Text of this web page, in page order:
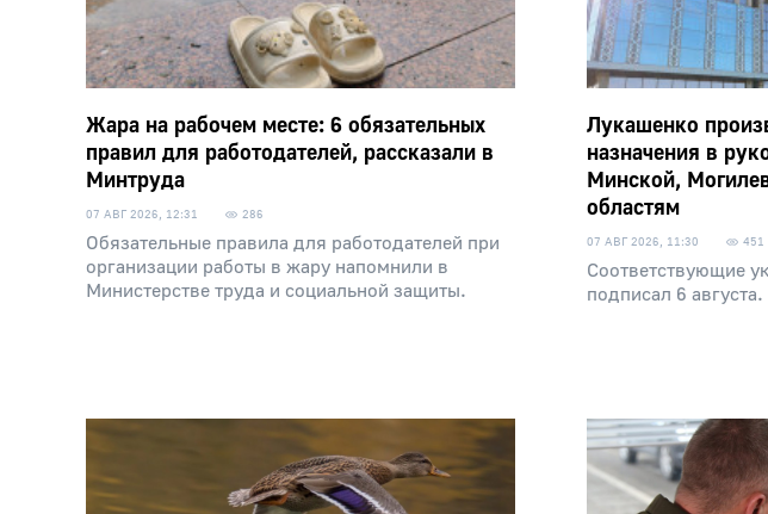
Жара на рабочем месте: 6 обязательных
правил для работодателей, рассказали в
Минтруда
07 АВГ 2026, 12:31 286
Обязательные правила для работодателей при
организации работы в жару напомнили в
Министерстве труда и социальной защиты.
Лукашенко
назначения в
Минской,
областям
07 АВГ 2026, 11:30 451
Соответствующие
подписал 6 августа.